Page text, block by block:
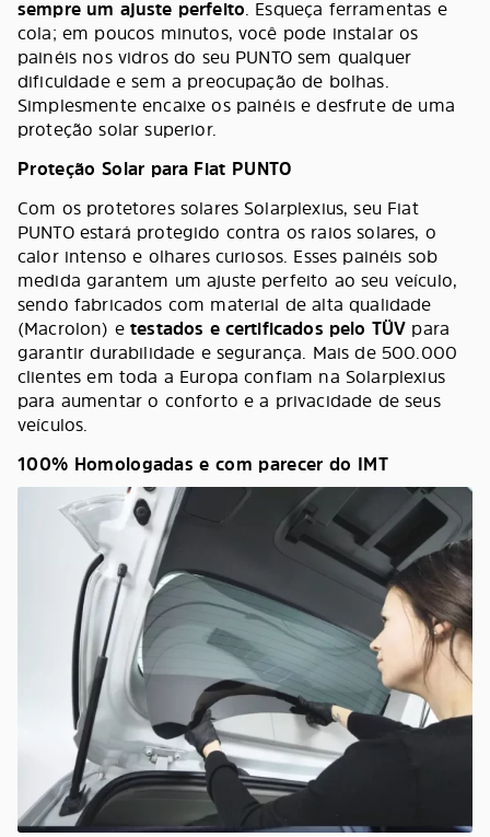
sempre um ajuste perfeito. Esqueça ferramentas e
cola; em poucos minutos, você pode instalar os
painéis nos vidros do seu PUNTO sem qualquer
dificuldade e sem a preocupação de bolhas.
Simplesmente encaixe os painéis e desfrute de uma
proteção solar superior.
Proteção Solar para Fiat PUNTO
Com os protetores solares Solarplexius, seu Fiat
PUNTO estará protegido contra os raios solares, o
calor intenso e olhares curiosos. Esses painéis sob
medida garantem um ajuste perfeito ao seu veículo,
sendo fabricados com material de alta qualidade
(Macrolon) etestados e certificados pelo TÜV para
garantir durabilidade e segurança. Mais de 500.000
clientes em toda a Europa confiam na Solarplexius
para aumentar o conforto e a privacidade de seus
veículos.
100% Homologadas e com parecer do IMT